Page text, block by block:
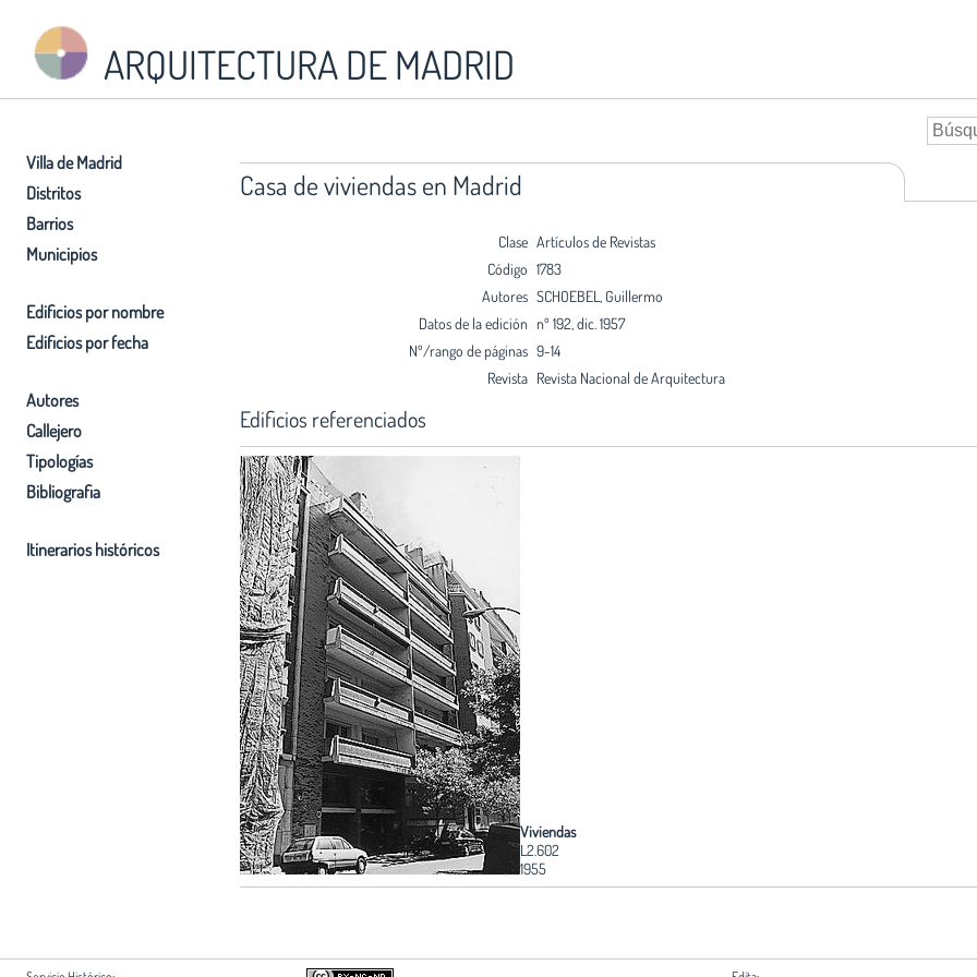
ARQUITECTURA DE MADRID
Villa de Madrid
Distritos
Barrios
Municipios
Edificios por nombre
Edificios por fecha
Autores
Callejero
Tipologías
Bibliografia
Itinerarios históricos
Casa de viviendas en Madrid
Clase Artículos de Revistas
Código 1783
Autores SCHOEBEL, Guillermo
Datos de la edición nº 192, dic. 1957
Nº/rango de páginas 9-14
Revista Revista Nacional de Arquitectura
Edificios referenciados
Viviendas
L2.602
1955